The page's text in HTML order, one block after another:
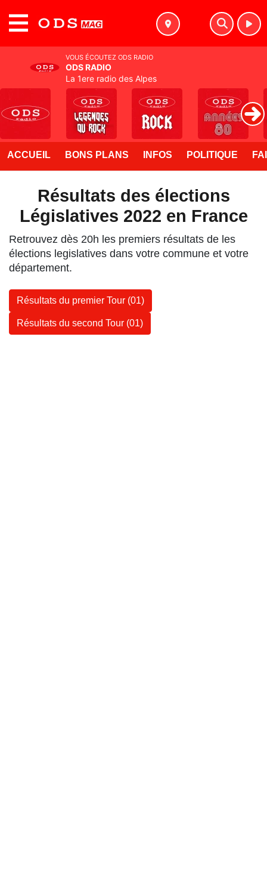
ACCUEIL BONS PLANS INFOS POLITIQUE
Résultats des élections
Législatives 2022 en France
Retrouvez dès 20h les premiers résultats de les
élections legislatives dans votre commune et votre
département.
Résultats du premier Tour (01)
Résultats du second Tour (01)
VOUS ÉCOUTEZ ODS RADIO
ODS RADIO
La 1ere radio des Alpes